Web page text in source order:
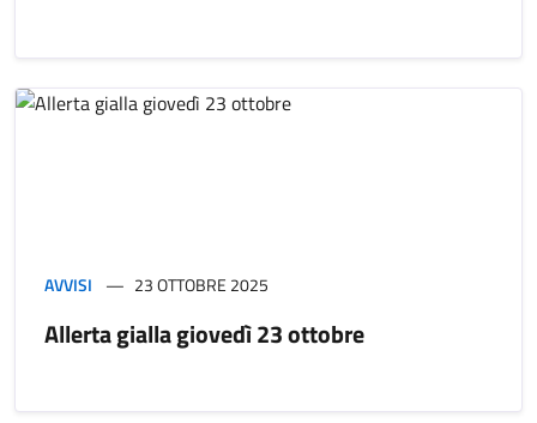
AVVISI 23 OTTOBRE 2025
Allerta gialla giovedì 23 ottobre